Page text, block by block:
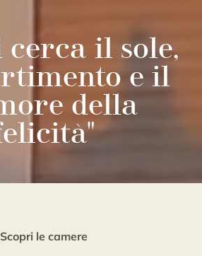
cerca il sole,
e il
della
Scopri le camere